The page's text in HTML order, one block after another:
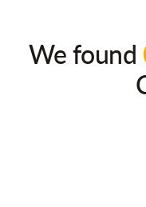
We found